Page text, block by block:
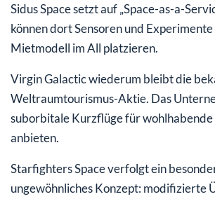
Sidus Space setzt auf „Space-as-a-
können dort Sensoren und Experimente
Mietmodell im All platzieren.
Virgin Galactic wiederum bleibt die
Weltraumtourismus-Aktie. Das
suborbitale Kurzflüge für
anbieten.
Starfighters Space verfolgt ein
ungewöhnliches Konzept: modifizierte